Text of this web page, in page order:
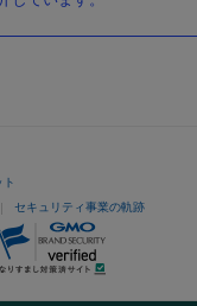
セキュリティ事業の軌跡